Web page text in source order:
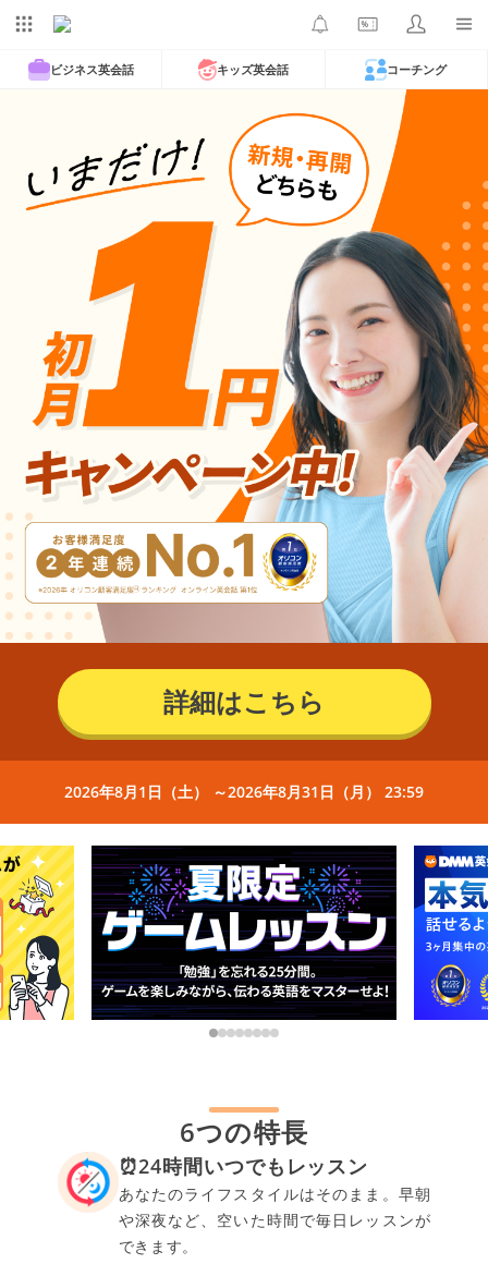
ビジネス英会話 キッズ英会話 コーチング
詳細はこちら
2026年8月1日（土） ～2026年8月31日（月） 23:59
6つの特長
⏰24時間いつでもレッスン
あなたのライフスタイルはそのまま。早朝
や深夜など、空いた時間で毎日レッスンが
できます。